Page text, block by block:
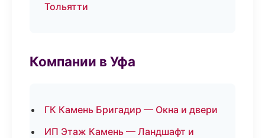
Тольятти
Компании в Уфа
ГК Камень Бригадир — Окна и двери
ИП Этаж Камень — Ландшафт и